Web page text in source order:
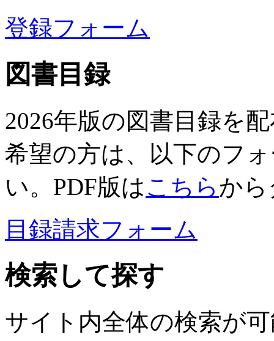
登録フォーム
図書目録
2026年版の図書目録を
希望の方は、以下のフ
い。PDF版はこちらか
目録請求フォーム
検索して探す
サイト内全体の検索が